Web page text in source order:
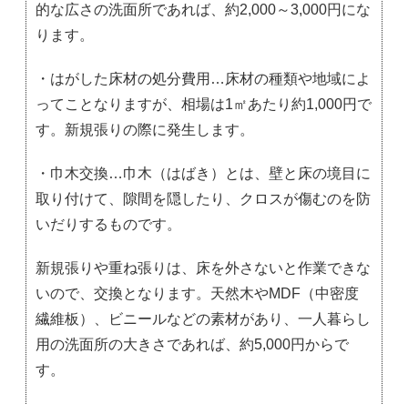
的な広さの洗面所であれば、約2,000～3,000円にな
ります。
・はがした床材の処分費用…床材の種類や地域によ
ってことなりますが、相場は1㎡あたり約1,000円で
す。新規張りの際に発生します。
・巾木交換…巾木（はばき）とは、壁と床の境目に
取り付けて、隙間を隠したり、クロスが傷むのを防
いだりするものです。
新規張りや重ね張りは、床を外さないと作業できな
いので、交換となります。天然木やMDF（中密度
繊維板）、ビニールなどの素材があり、一人暮らし
用の洗面所の大きさであれば、約5,000円からで
す。